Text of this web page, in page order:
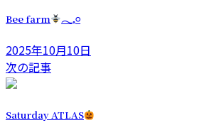
Bee farm 𓂃𓈒𓏸︎︎︎︎
2025年10月10日
次の記事
Saturday ATLAS